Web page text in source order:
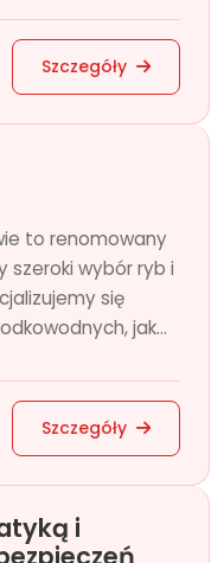
Szczegóły
to renomowany
szeroki wybór ryb i
się
jak...
Szczegóły
i